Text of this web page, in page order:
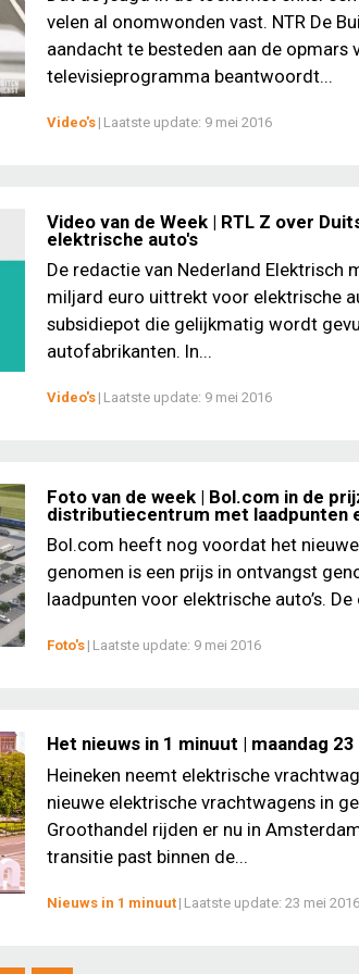
velen al onomwonden vast. NTR De
aandacht te besteden aan de opmars
televisieprogramma beantwoordt...
Video's | Laatste update: 9 mei 2016
Video van de Week | RTL Z over
elektrische auto's
De redactie van Nederland Elektrisch
miljard euro uittrekt voor elektrische
subsidiepot die gelijkmatig wordt
autofabrikanten. In...
Video's | Laatste update: 9 mei 2016
Foto van de week | Bol.com in de
distributiecentrum met laadpunten
Bol.com heeft nog voordat het
genomen is een prijs in ontvangst
laadpunten voor elektrische auto’s.
Foto's | Laatste update: 9 mei 2016
Het nieuws in 1 minuut | maandag
Heineken neemt elektrische
nieuwe elektrische vrachtwagens in
Groothandel rijden er nu in
transitie past binnen de...
Nieuws in 1 minuut | Laatste update: 23 mei 2016